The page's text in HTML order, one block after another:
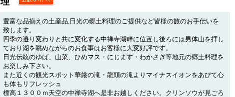
豊富な品揃えの土産品,日光の郷土料理のご提供など皆様の旅のお手伝いを
致します。
四季の遷り変わりと共に変化する中禅寺湖畔に位置し後ろには男体山を拝し
ており湖を眺めながらのお食事はお客様に大変好評です。
日光伝統のゆば、山菜、ひめマス・にじます・わかさぎ等地元の郷土料理を
お楽しみ下さい。
また近くの観光スポット華厳の滝・龍頭の滝よりマイナスイオンをあびて心
も体もリフレッシュ
標高１３００ｍ天空の中禅寺湖へ是非お越しください。クリンソウが見ごろ